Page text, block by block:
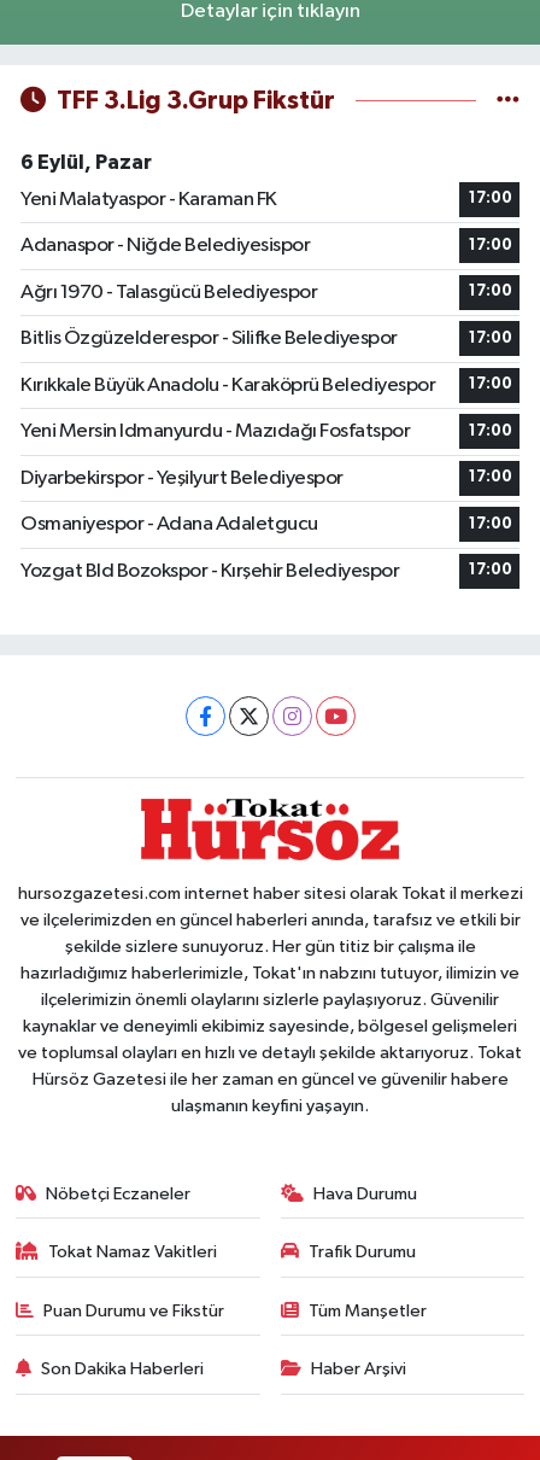
Detaylar için tıklayın
TFF 3.Lig 3.Grup Fikstür
6 Eylül, Pazar
Yeni Malatyaspor - Karaman FK
17:00
Adanaspor - Niğde Belediyesispor 17:00
Ağrı 1970 - Talasgücü Belediyespor 17:00
Bitlis Özgüzelderespor - Silifke Belediyespor 17:00
Kırıkkale Büyük Anadolu - Karaköprü Belediyespor 17:00
Yeni Mersin Idmanyurdu - Mazıdağı Fosfatspor 17:00
Diyarbekirspor - Yeşilyurt Belediyespor 17:00
Osmaniyespor - Adana Adaletgucu 17:00
Yozgat Bld Bozokspor - Kırşehir Belediyespor 17:00
hursozgazetesi.com internet haber sitesi olarak Tokat il merkezi
ve ilçelerimizden en güncel haberleri anında, tarafsız ve etkili bir
şekilde sizlere sunuyoruz. Her gün titiz bir çalışma ile
hazırladığımız haberlerimizle, Tokat'ın nabzını tutuyor, ilimizin ve
ilçelerimizin önemli olaylarını sizlerle paylaşıyoruz. Güvenilir
kaynaklar ve deneyimli ekibimiz sayesinde, bölgesel gelişmeleri
ve toplumsal olayları en hızlı ve detaylı şekilde aktarıyoruz. Tokat
Hürsöz Gazetesi ile her zaman en güncel ve güvenilir habere
ulaşmanın keyfini yaşayın.
Nöbetçi Eczaneler Hava Durumu
Tokat Namaz Vakitleri Trafik Durumu
Puan Durumu ve Fikstür Tüm Manşetler
Son Dakika Haberleri Haber Arşivi